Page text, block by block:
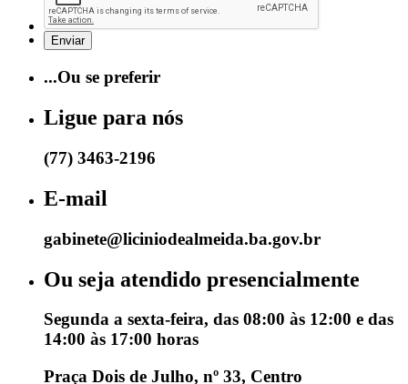
...Ou se preferir
Ligue para nós
(77) 3463-2196
E-mail
gabinete@liciniodealmeida.ba.gov.br
Ou seja atendido presencialmente
Segunda a sexta-feira, das 08:00 às 12:00 e das
14:00 às 17:00 horas
Praça Dois de Julho, nº 33, Centro